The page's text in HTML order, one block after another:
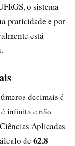
o sistema
praticidade e por
está
decimais é
infinita e não
Aplicadas
de 62,8